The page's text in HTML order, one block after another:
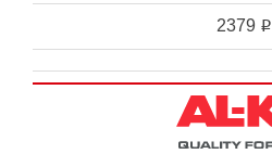
2379 i